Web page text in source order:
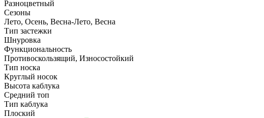
Разноцветный
Сезоны
Лето, Осень, Весна-Лето, Весна
Тип застежки
Шнуровка
Функциональность
Противоскользящий, Износостойкий
Тип носка
Круглый носок
Высота каблука
Средний топ
Тип каблука
Плоский